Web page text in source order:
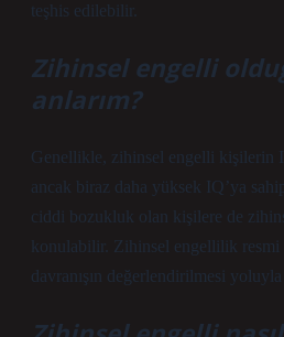
teşhis edilebilir.
Zihinsel engelli
anlarım?
Genellikle, zihinsel engelli kişilerin
ancak biraz daha yüksek IQ’ya
ciddi bozukluk olan kişilere de
konulabilir. Zihinsel engellilik resmi
davranışın değerlendirilmesi